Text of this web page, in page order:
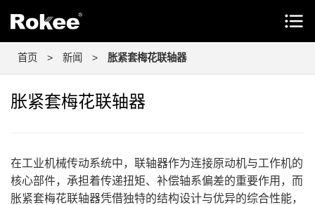
首页 > 新闻 > 胀紧套梅花联轴器
胀紧套梅花联轴器
在工业机械传动系统中，联轴器作为连接原动机与工作机的
核心部件，承担着传递扭矩、补偿轴系偏差的重要作用，而
胀紧套梅花联轴器凭借独特的结构设计与优异的综合性能，